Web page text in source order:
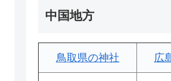
中国地方
鳥取県の神社 広